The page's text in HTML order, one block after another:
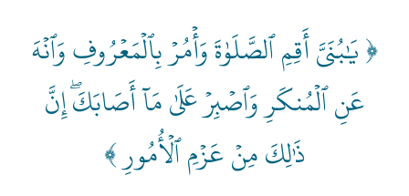
﴿ يَٰبُنَيَّ أَقِمِ ٱلصَّلَوٰةَ وَأۡمُرۡ بِٱلۡمَعۡرُوفِ وَٱنۡهَ
عَنِ ٱلۡمُنكَرِ وَٱصۡبِرۡ عَلَىٰ مَآ أَصَابَكَۖ إِنَّ
ذَٰلِكَ مِنۡ عَزۡمِ ٱلۡأُمُورِ ﴾